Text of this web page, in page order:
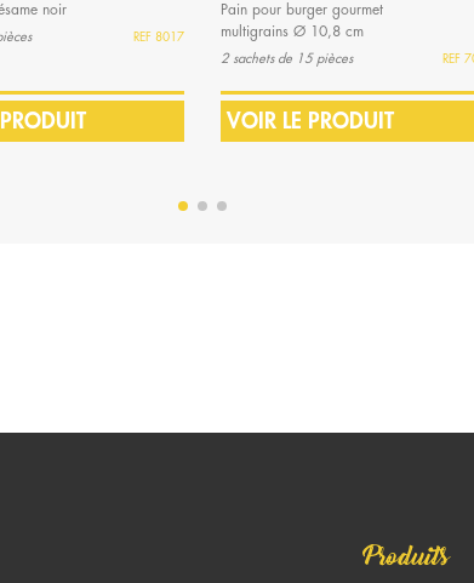
noir
8017
Pain pour burger gourmet
multigrains Ø 10,8 cm
2 sachets de 15 pièces
VOIR LE PRODUIT
Produits